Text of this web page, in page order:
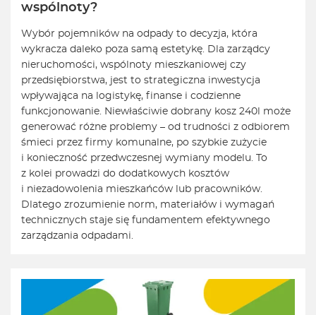
wspólnoty?
Wybór pojemników na odpady to decyzja, która
wykracza daleko poza samą estetykę. Dla zarządcy
nieruchomości, wspólnoty mieszkaniowej czy
przedsiębiorstwa, jest to strategiczna inwestycja
wpływająca na logistykę, finanse i codzienne
funkcjonowanie. Niewłaściwie dobrany kosz 240l może
generować różne problemy – od trudności z odbiorem
śmieci przez firmy komunalne, po szybkie zużycie
i konieczność przedwczesnej wymiany modelu. To
z kolei prowadzi do dodatkowych kosztów
i niezadowolenia mieszkańców lub pracowników.
Dlatego zrozumienie norm, materiałów i wymagań
technicznych staje się fundamentem efektywnego
zarządzania odpadami.